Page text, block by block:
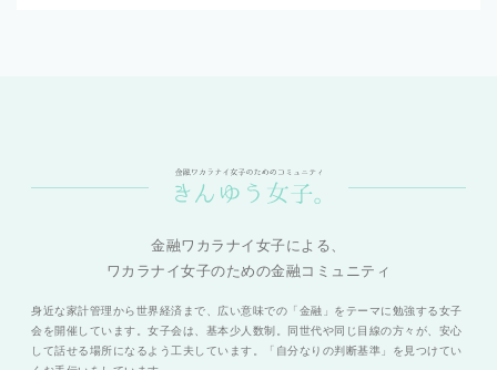
金融ワカラナイ女子による、
ワカラナイ女子のための金融コミュニティ
身近な家計管理から世界経済まで、広い意味での「金融」をテーマに勉強する女子
会を開催しています。女子会は、基本少人数制。同世代や同じ目線の方々が、安心
して話せる場所になるよう工夫しています。「自分なりの判断基準」を見つけてい